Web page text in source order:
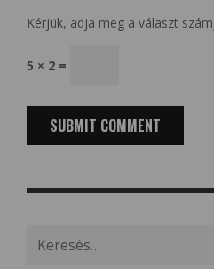
Kérjük, adja meg a választ
5 × 2 =
for: